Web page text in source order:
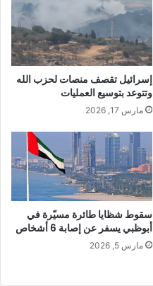
إسرائيل تقصف منصات لحزب الله
وتتوعد بتوسيع العمليات
مارس 17, 2026
سقوط شظايا طائرة مسيّرة في
أبوظبي يسفر عن إصابة 6 أشخاص
مارس 5, 2026